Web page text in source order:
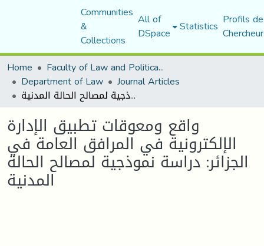
Communities
&
Collections
All of
DSpace Statistics Profils
Home
Faculty of Law and Political Science
Department of Law Journal Articles
واقع ومعوقات تطبيق الإدارة الإلكترونية في المرافق العامة في الجزائر: دراسة نموذجية لمصالح الحالة المدنية
واقع ومعوقات تطبيق الإدارة
الإلكترونية في المرافق العامة في
الجزائر: دراسة نموذجية لمصالح الحالة
المدنية